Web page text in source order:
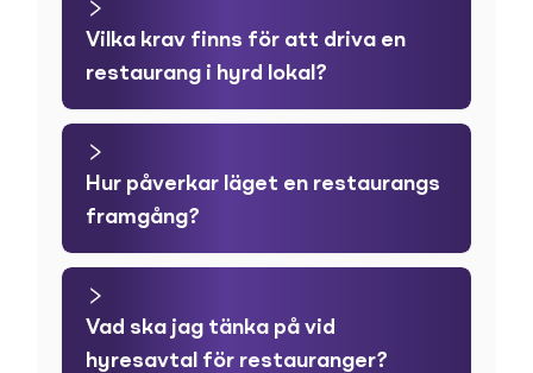
Vilka krav finns för att driva en
restaurang i hyrd lokal?
Hur påverkar läget en restaurangs
framgång?
Vad ska jag tänka på vid
hyresavtal för restauranger?